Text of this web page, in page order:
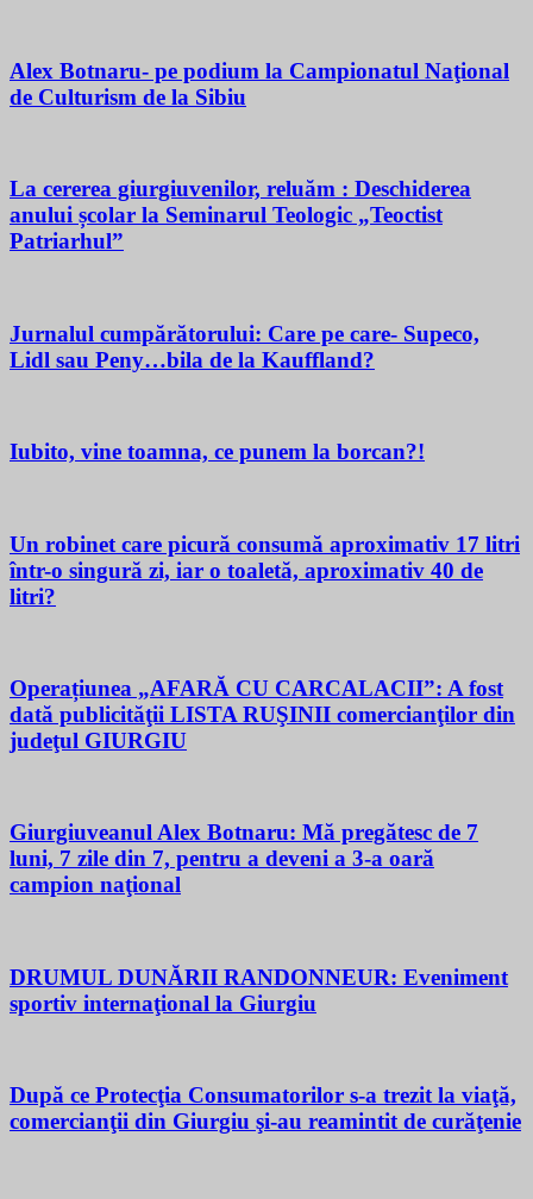
Alex Botnaru- pe podium la Campionatul Naţional
de Culturism de la Sibiu
La cererea giurgiuvenilor, reluăm : Deschiderea
anului școlar la Seminarul Teologic „Teoctist
Patriarhul”
Jurnalul cumpărătorului: Care pe care- Supeco,
Lidl sau Peny…bila de la Kauffland?
Iubito, vine toamna, ce punem la borcan?!
Un robinet care picură consumă aproximativ 17 litri
într-o singură zi, iar o toaletă, aproximativ 40 de
litri?
Operațiunea „AFARĂ CU CARCALACII”: A fost
dată publicităţii LISTA RUŞINII comercianţilor din
judeţul GIURGIU
Giurgiuveanul Alex Botnaru: Mă pregătesc de 7
luni, 7 zile din 7, pentru a deveni a 3-a oară
campion naţional
DRUMUL DUNĂRII RANDONNEUR: Eveniment
sportiv internaţional la Giurgiu
După ce Protecţia Consumatorilor s-a trezit la viaţă,
comercianţii din Giurgiu şi-au reamintit de curăţenie